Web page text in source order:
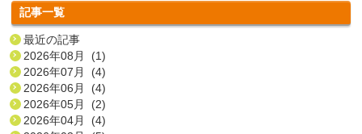
記事一覧
最近の記事
2026年08月 (1)
2026年07月 (4)
2026年06月 (4)
2026年05月 (2)
2026年04月 (4)